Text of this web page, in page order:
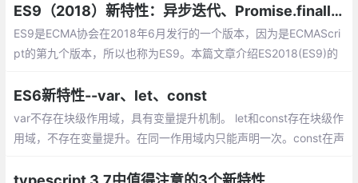
一。
ES9（2018）新特性：异步迭代、Promise.finally、Rest/Spread等
ES9是ECMA协会在2018年6月发行的一个版本，因为是ECMAScri
pt的第九个版本，所以也称为ES9。本篇文章介绍ES2018(ES9)的
ES6新特性--var、let、const
var不存在块级作用域，具有变量提升机制。 let和const存在块级作
用域，不存在变量提升。在同一作用域内只能声明一次。const在声
修改。